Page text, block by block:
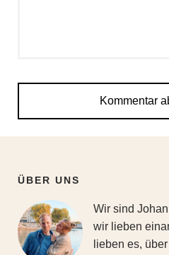
ÜBER UNS
Wir sind
wir lieben
lieben es,